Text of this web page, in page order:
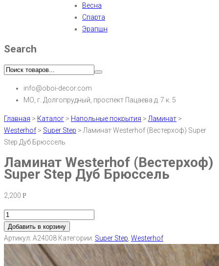
Весна
Спарта
Эрапшн
Search
info@oboi-decor.com
МО, г. Долгопрудный, проспект Пацаева д. 7 к. 5
Главная > Каталог > Напольные покрытия > Ламинат >
Westerhof > Super Step > Ламинат Westerhof (Вестерхоф) Super
Step Дуб Брюссель
Ламинат Westerhof (Вестерхоф)
Super Step Дуб Брюссель
2,200 Р
Добавить в корзину
Артикул: А24008 Категории: Super Step Westerhof